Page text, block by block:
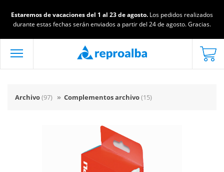
Estaremos de vacaciones del 1 al 23 de agosto. Los pedidos realizados
durante estas fechas serán enviados a partir del 24 de agosto. Gracias.
Archivo(97) » Complementos archivo(15)